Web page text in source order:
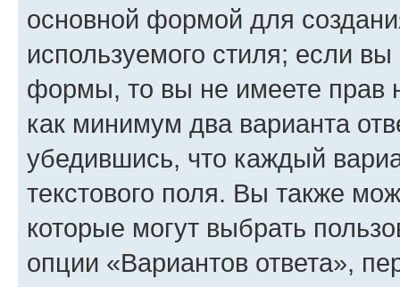
основной формой для
используемого стиля; если
формы, то вы не имеете прав
как минимум два варианта
убедившись, что каждый
текстового поля. Вы также
которые могут выбрать
опции «Вариантов ответа»,